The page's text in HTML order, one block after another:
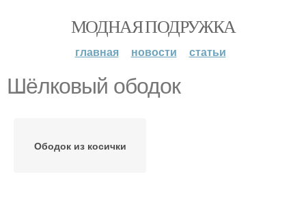
МОДНАЯ ПОДРУЖКА
главная новости статьи
Шёлковый ободок
Ободок из косички